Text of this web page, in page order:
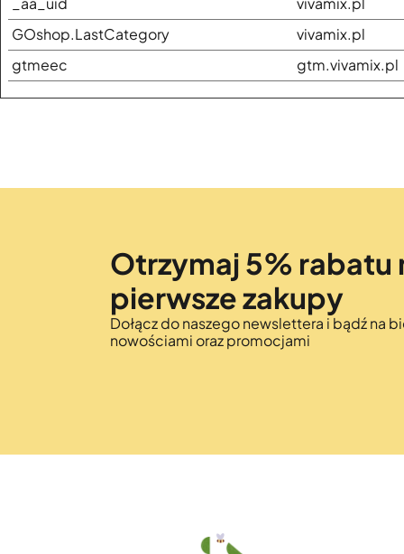
GOshop.LastCategory
vivamix.pl
gtmeec
gtm.vivamix.pl
Otrzymaj 5% rabatu
pierwsze zakupy
Dołącz do naszego newslettera i bądź na
nowościami oraz promocjami